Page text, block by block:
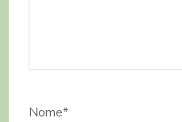
Nome*